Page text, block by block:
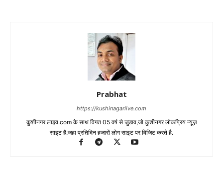
Prabhat
https://kushinagarlive.com
कुशीनगर लाइव.com के साथ विगत 05 वर्ष से जुडाव,जो कुशीनगर लोकप्रिय न्यूज़
साइट है.जहा प्रतिदिन हजारों लोग साइट पर विजिट करते है.